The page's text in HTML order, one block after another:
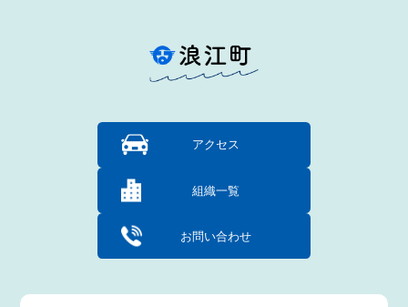
アクセス
組織一覧
お問い合わせ